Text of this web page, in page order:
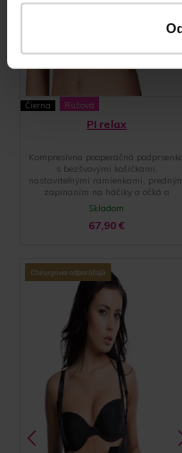
Čierna Ružová
PI relax
Kompresívna pooperačná
s bezšvovými košíčkami,
nastaviteľnými ramienkami,
zapínaním na háčiky a očká a
zakončením pomocou špeciálnej
Skladom
67,90€